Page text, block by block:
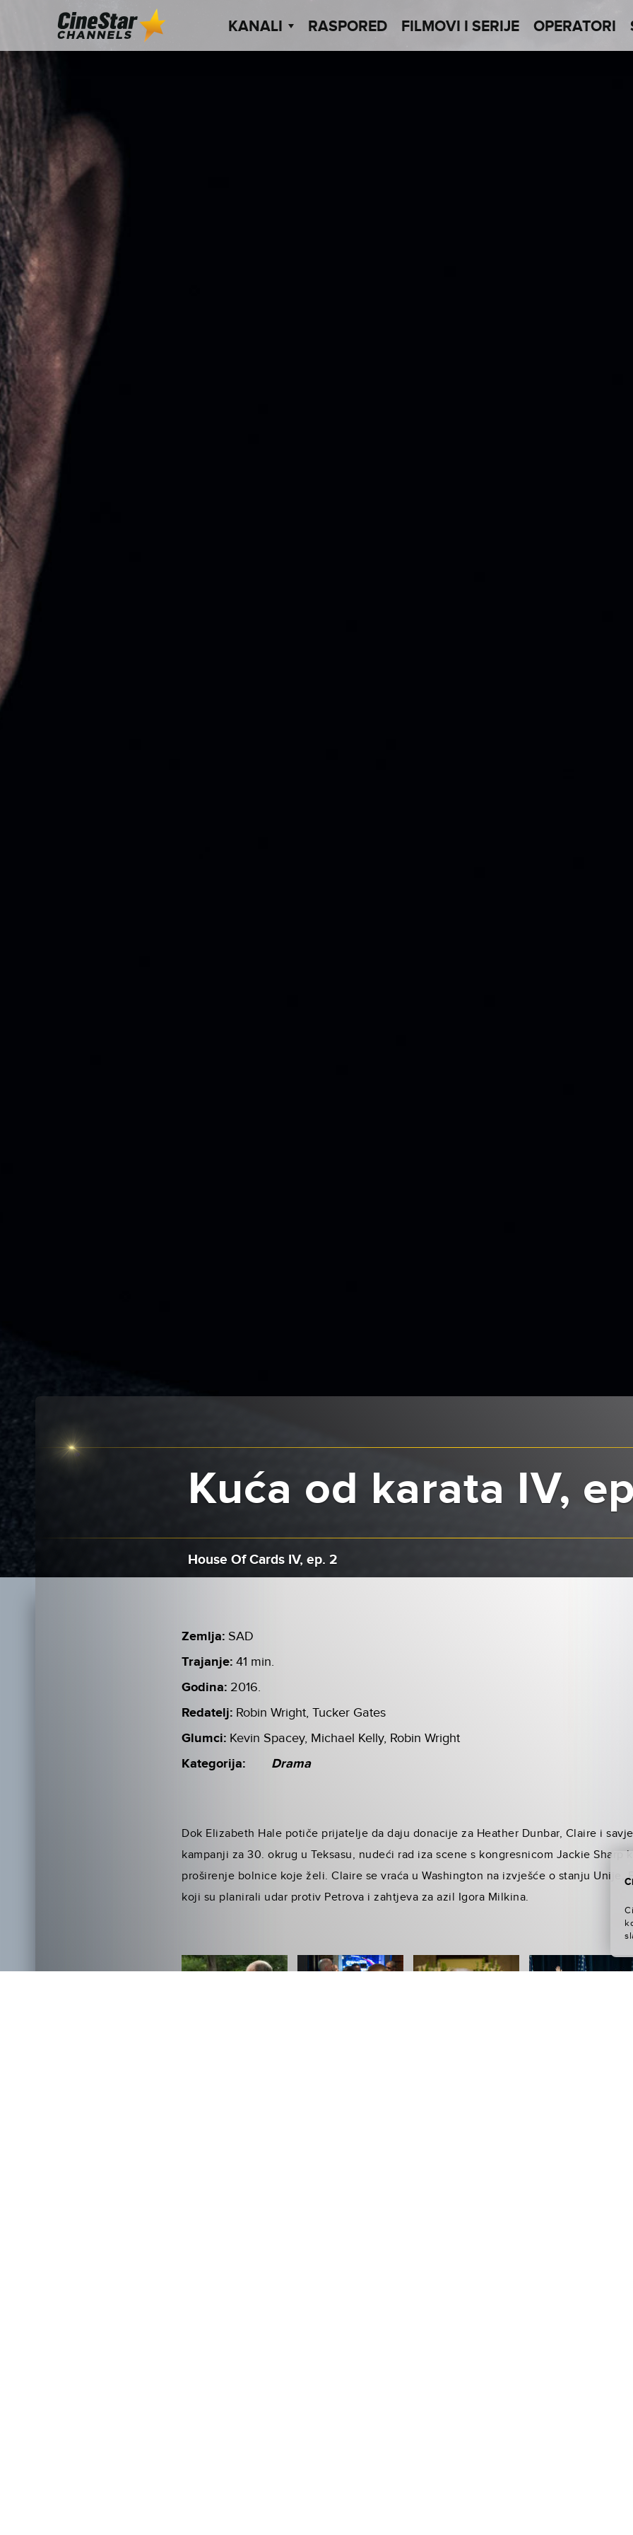
KANALI RASPORED FILMOVI I SERIJE OPERATORI
Kuća od karata IV,
House Of Cards IV, ep. 2
Zemlja: SAD
Trajanje: 41 min.
Godina: 2016.
Redatelj: Robin Wright, Tucker Gates
Glumci: Kevin Spacey, Michael Kelly, Robin Wright
Kategorija: Drama
Dok Elizabeth Hale potiče prijatelje da daju donacije za Heather Dunbar, Claire i
kampanji za 30. okrug u Teksasu, nudeći rad iza scene s kongresnicom Jackie Sharp
proširenje bolnice koje želi. Claire se vraća u Washington na izvješće o stanju Unije,
koji su planirali udar protiv Petrova i zahtjeva za azil Igora Milkina.